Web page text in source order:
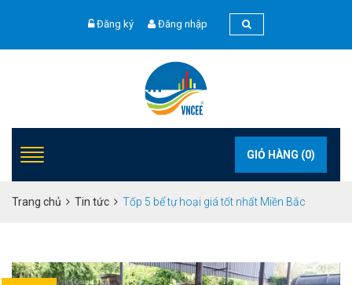
Đăng ký Đăng nhập
GIỎ HÀNG (0)
Trang chủ Tin tức Tốp 5 bể tự hoại giá tốt nhất Miền Bắc